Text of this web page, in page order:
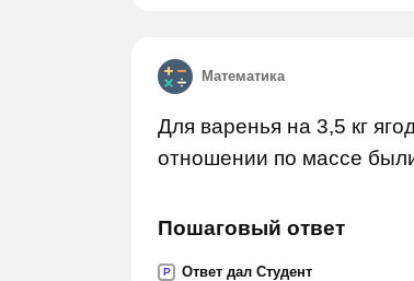
Математика
Для варенья на 3,5 кг
отношении по массе
Пошаговый ответ
P Ответ дал Студент